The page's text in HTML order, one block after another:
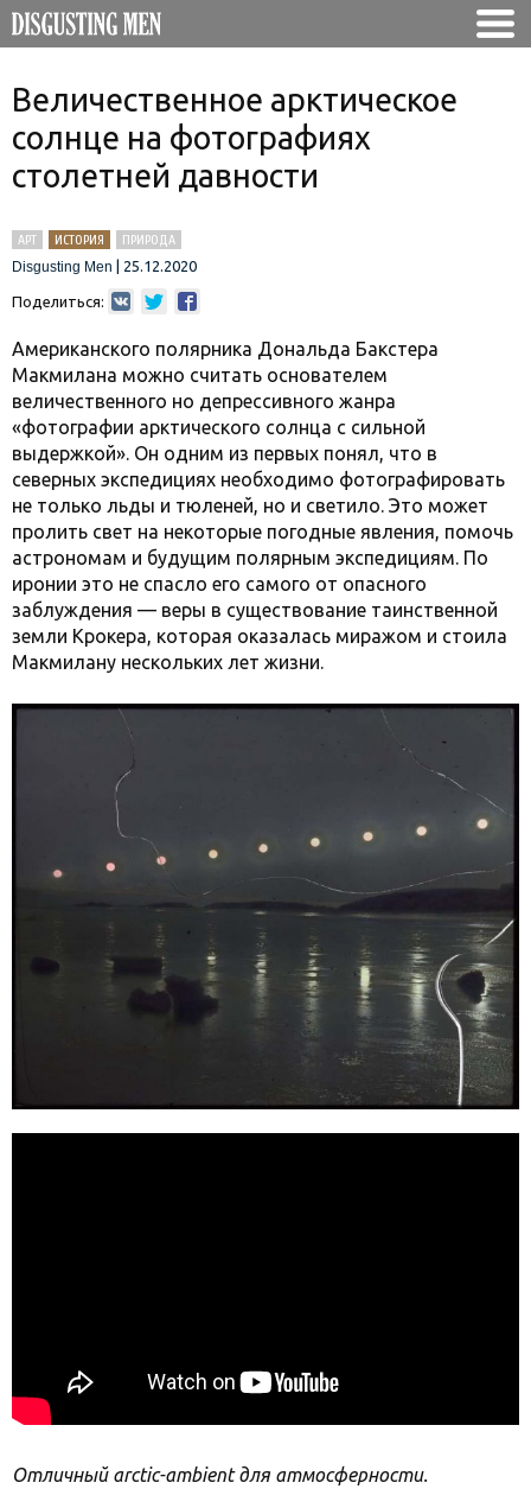
Величественное арктическое
солнце на фотографиях
столетней давности
АРТ ИСТОРИЯ
ПРИРОДА
Disgusting Men
25.12.2020
Поделиться:
Американского полярника Дональда Бакстера
Макмилана можно считать основателем
величественного но депрессивного жанра
«фотографии арктического солнца с сильной
выдержкой». Он одним из первых понял, что в
северных экспедициях необходимо фотографировать
не только льды и тюленей, но и светило. Это может
пролить свет на некоторые погодные явления, помочь
астрономам и будущим полярным экспедициям. По
иронии это не спасло его самого от опасного
заблуждения — веры в существование таинственной
земли Крокера, которая оказалась миражом и стоила
Макмилану нескольких лет жизни.
Отличный arctic-ambient для атмосферности.